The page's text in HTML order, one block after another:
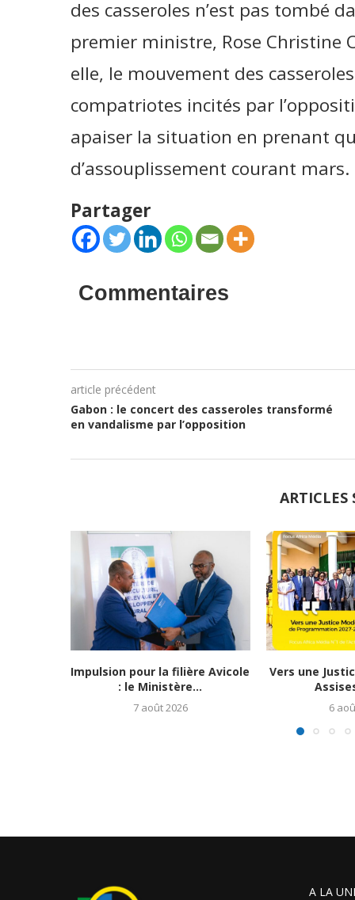
des casseroles n’est pas tombé
premier ministre, Rose Christine
elle, le mouvement des
compatriotes incités par
apaiser la situation en prenant
d’assouplissement courant mars.
Partager
Commentaires
article précédent
Gabon : le concert des casseroles transformé
en vandalisme par l’opposition
ARTICLES
Impulsion pour la filière Avicole
: le Ministère...
7 août 2026
Vers une
6
A LA